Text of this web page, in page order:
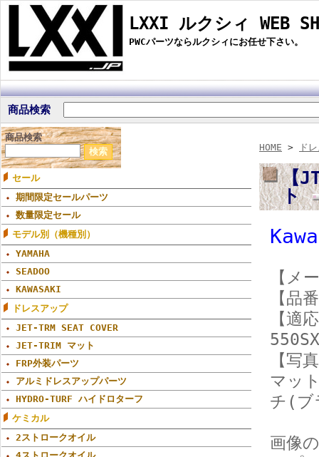
LXXI ルクシィ WEB
PWCパーツならルクシィにお任せ下さい。
商品検索
商品検索
セール
期間限定セールパーツ
数量限定セール
モデル別（機種別）
YAMAHA
SEADOO
KAWASAKI
ドレスアップ
JET-TRM SEAT COVER
JET-TRIM マット
FRP外装パーツ
アルミドレスアップパーツ
HYDRO-TURF ハイドロターフ
ケミカル
2ストロークオイル
HOME > ド
【
ト
【メ
【品
【適
【写
マッ
チ(ブ
画像